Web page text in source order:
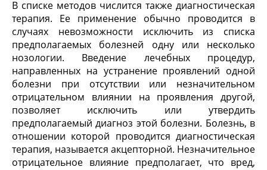
В списке методов числится также диагностическая
терапия. Ее применение обычно проводится в
случаях невозможности исключить из списка
предполагаемых болезней одну или несколько
нозологии. Введение лечебных процедур,
направленных на устранение проявлений одной
болезни при отсутствии или незначительном
отрицательном влиянии на проявления другой,
позволяет исключить или утвердить
предполагаемый диагноз этой болезни. Болезнь, в
отношении которой проводится диагностическая
терапия, называется акцепторной. Незначительное
отрицательное влияние предполагает, что вред,